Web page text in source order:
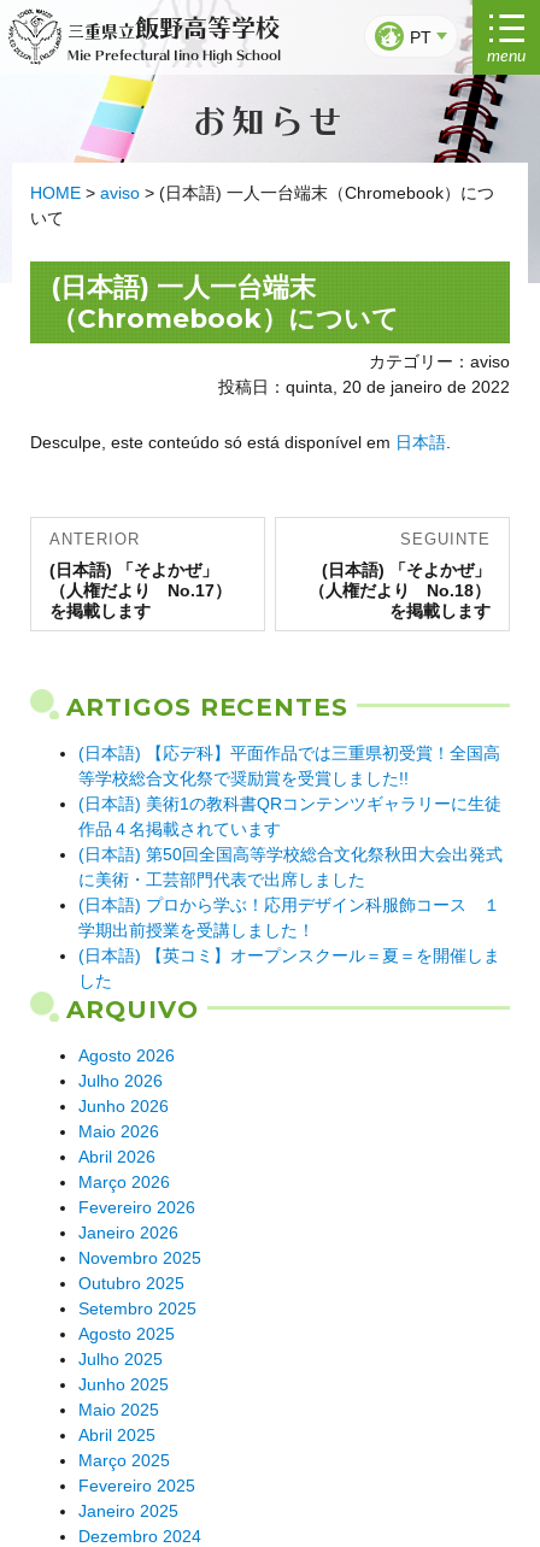
Saltar
para
三重県立飯野高等学校
Mie Prefectural Iino High School
PT
menu
お知らせ
HOME > aviso > (日本語) 一人一台端末（Chromebook）につ
いて
(日本語) 一人一台端末
（Chromebook）について
カテゴリー：aviso
投稿日：quinta, 20 de janeiro de 2022
Desculpe, este conteúdo só está disponível em 日本語
Navegação
de artigos
ANTERIOR
Artigo
anterior:
(日本語) 「そよかぜ」
（人権だより No.17）
を掲載します
SEGUINTE
Artigo
seguinte:
(日本語) 「そよかぜ」
（人権だより No.18）
を掲載します
ARTIGOS RECENTES
(日本語) 【応デ科】平面作品では三重県初受賞！全国高
等学校総合文化祭で奨励賞を受賞しました!!
(日本語) 美術1の教科書QRコンテンツギャラリーに生徒
作品４名掲載されています
(日本語) 第50回全国高等学校総合文化祭秋田大会出発式
に美術・工芸部門代表で出席しました
(日本語) プロから学ぶ！応用デザイン科服飾コース １
学期出前授業を受講しました！
(日本語) 【英コミ】オープンスクール＝夏＝を開催しま
した
ARQUIVO
Agosto 2026
Julho 2026
Junho 2026
Maio 2026
Abril 2026
Março 2026
Fevereiro 2026
Janeiro 2026
Novembro 2025
Outubro 2025
Setembro 2025
Agosto 2025
Julho 2025
Junho 2025
Maio 2025
Abril 2025
Março 2025
Fevereiro 2025
Janeiro 2025
Dezembro 2024